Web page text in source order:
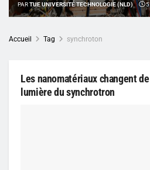
PARTUE UNIVERSITÉ TECHNOLOGIE (NLD) 5
Accueil Tag synchroton
Les nanomatériaux changent
lumière du synchrotron